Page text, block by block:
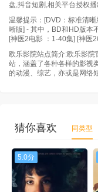
盘,抖音短剧,相关平台授权播
温馨提示：[DVD：标准清
晰版] - 其中，BD和HD版本
[神医2电影 ：1-40集] [神医
欧乐影院站点简介:欧乐影
站，涵盖了各种各样的影视
的动漫、综艺，亦或是网络
猜你喜欢 同类型
5.0分